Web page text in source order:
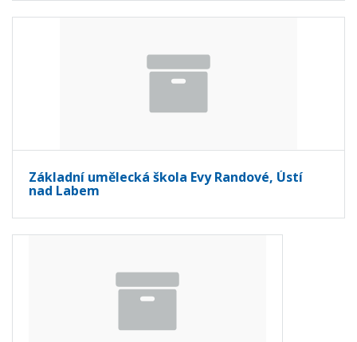
Základní umělecká škola Evy Randové, Ústí
nad Labem